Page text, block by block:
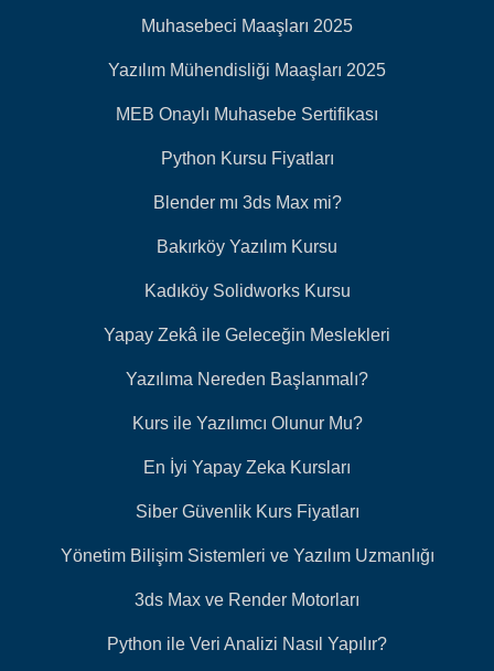
Muhasebeci Maaşları 2025
Yazılım Mühendisliği Maaşları 2025
MEB Onaylı Muhasebe Sertifikası
Python Kursu Fiyatları
Blender mı 3ds Max mi?
Bakırköy Yazılım Kursu
Kadıköy Solidworks Kursu
Yapay Zekâ ile Geleceğin Meslekleri
Yazılıma Nereden Başlanmalı?
Kurs ile Yazılımcı Olunur Mu?
En İyi Yapay Zeka Kursları
Siber Güvenlik Kurs Fiyatları
Yönetim Bilişim Sistemleri ve Yazılım Uzmanlığı
3ds Max ve Render Motorları
Python ile Veri Analizi Nasıl Yapılır?